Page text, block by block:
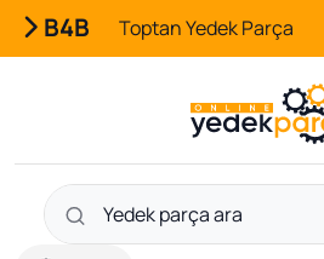
B4B Toptan Yedek Parça